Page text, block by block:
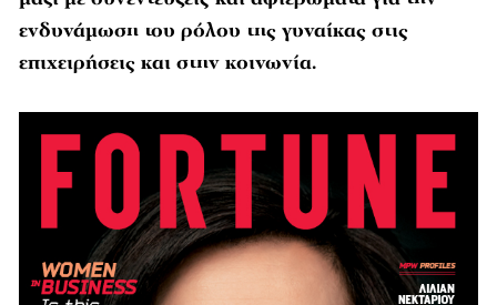
ενδυνάμωση του ρόλου της γυναίκας στις
επιχειρήσεις και στην κοινωνία.